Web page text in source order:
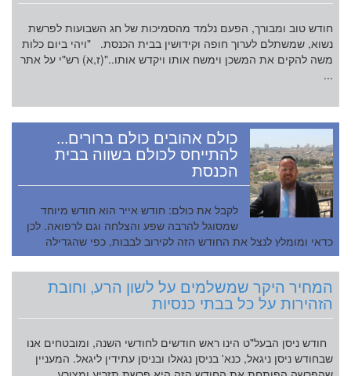
חודש טוב ומבורך, הפעם נלמד מהסמיכות של חג השבועות לפרשת
נשוא, שמשתלם לערוך חופה וקידושין בבית הכנסת. "ויהי ביום כלות
משה להקים את המשכן וימשח אותו ויקדש אותו.."(ז,א) רש"י על אתר
...
כולם אהובים כולם ברורים...
להתייחס לכולם בשווה בבית
הכנסת
לקבל את כולם: חודש אייר הוא חודש מיוחד
שמסוגל להרבה שפע והצלחה וגם לרפואה. לכן
כדאי ומומלץ לנצל את החודש הזה לקירוב לבבות, כפי שהגדילה
התורה לעשות בחודש זה. כידוע היו המצורעים והטמאים באים לפני...
המחיר היקר שמשלמים על לשון הרע, וחובת
הזהירות על כל בבתי כנסיות
חודש ניסן הבעל"ט הינו ראש חודשים לחודשי השנה, ומובטחים אנו
שבחודש ניסן ניגאל, כנא' בניסן נגאלו ובניסן עתידין ליגאל. המעניין